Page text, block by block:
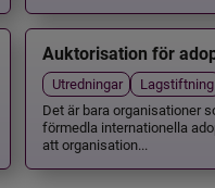
Auktorisation för
Utredningar Lagstiftning
Det är bara organisationer
förmedla internationella
att organisation...